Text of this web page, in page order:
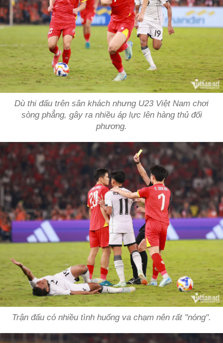
Dù thi đấu trên sân khách nhưng U23 Việt Nam chơi
sòng phẳng, gây ra nhiều áp lực lên hàng thủ đối
phương.
Trận đấu có nhiều tình huống va chạm nên rất "nóng".